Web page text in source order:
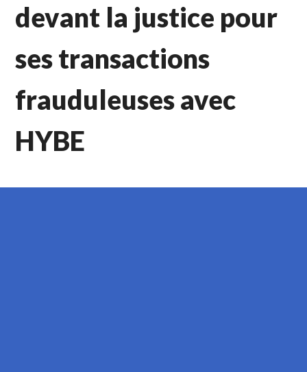
devant la justice pour
ses transactions
frauduleuses avec
HYBE